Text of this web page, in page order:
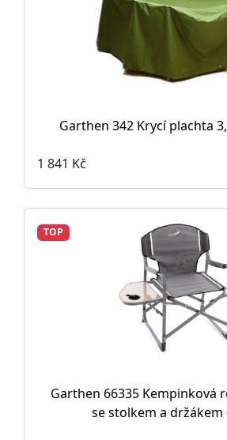
Garthen 342 Krycí plachta
1 841 Kč
TOP
Garthen 66335 Kempinková
se stolkem a držákem